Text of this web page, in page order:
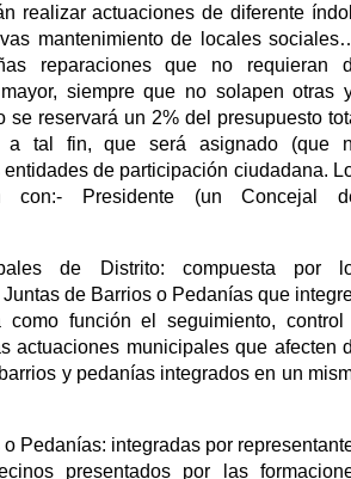
realizar actuaciones de diferente
mantenimiento de locales
reparaciones que no requieran
siempre que no solapen otras
se reservará un 2% del presupuesto
a tal fin, que será asignado (que
de participación ciudadana.
con:- Presidente (un Concejal
de Distrito: compuesta por
de Barrios o Pedanías que
como función el seguimiento,
actuaciones municipales que afecten
y pedanías integrados en un
Pedanías: integradas por
presentados por las